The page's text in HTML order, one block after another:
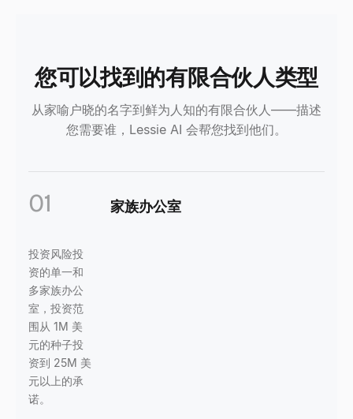
您可以找到的有限合伙人类型
从家喻户晓的名字到鲜为人知的有限合伙人——描述
您需要谁，Lessie AI 会帮您找到他们。
01 家族办公室
投资风险投
资的单一和
多家族办公
室，投资范
围从 1M 美
元的种子投
资到 25M 美
元以上的承
诺。